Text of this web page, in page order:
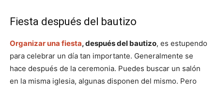
Fiesta después del bautizo
Organizar una fiesta, después del bautizo, es estupendo
para celebrar un día tan importante. Generalmente se
hace después de la ceremonia. Puedes buscar un salón
en la misma iglesia, algunas disponen del mismo. Pero